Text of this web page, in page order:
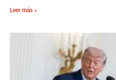
Leer más »